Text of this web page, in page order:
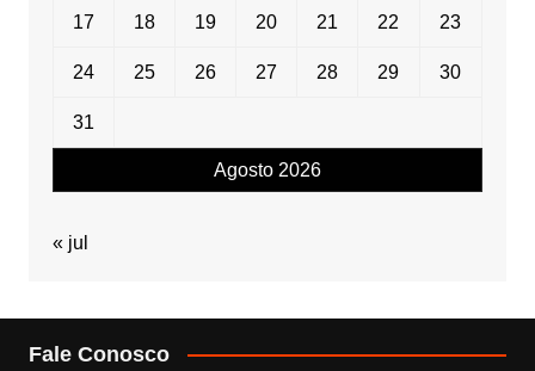
Agosto 2026
17 18 19 20 21 22 23
24 25 26 27 28 29 30
31
« jul
Fale Conosco